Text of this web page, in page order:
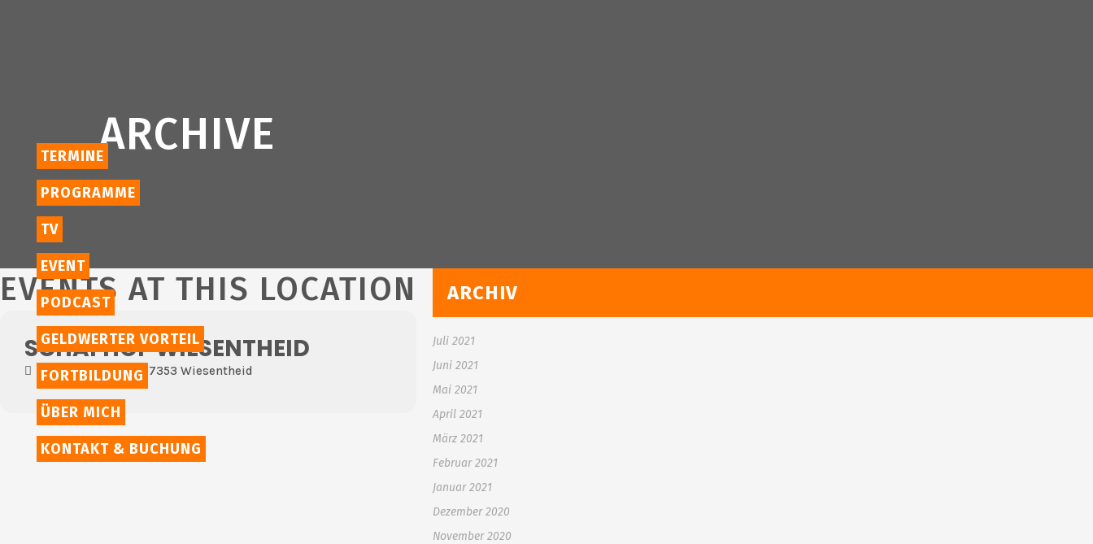
TERMINE
PROGRAMME
TV
EVENT
PODCAST
GELDWERTER VORTEIL
FORTBILDUNG
ÜBER MICH
KONTAKT & BUCHUNG
ARCHIVE
EVENTS AT THIS LOCATION
SCHAFHOF WIESENTHEID
Bahnhofstraße 11 97353 Wiesentheid
ARCHIV
Juli 2021
Juni 2021
Mai 2021
April 2021
März 2021
Februar 2021
Januar 2021
Dezember 2020
November 2020